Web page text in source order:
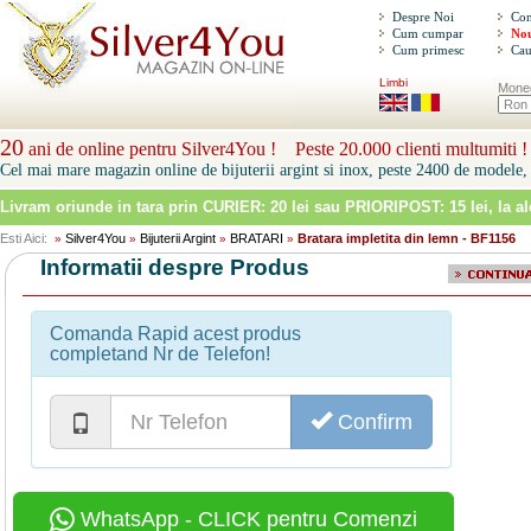
Despre Noi
Cum cumpar
Cum primesc
Limbi
20 ani de online pentru Silver4You ! Peste 20.000 clienti multumiti !
Cel mai mare magazin online de bijuterii argint si inox, peste 2400 de modele,
Livram oriunde in tara prin CURIER: 20 lei sau PRIORIPOST: 15 lei, la
Esti Aici: » Silver4You » Bijuterii Argint » BRATARI » Bratara impletita din lemn - BF1156
Informatii despre Produs
Comanda Rapid acest produs
completand Nr de Telefon!
Confirm
WhatsApp - CLICK pentru Comenzi